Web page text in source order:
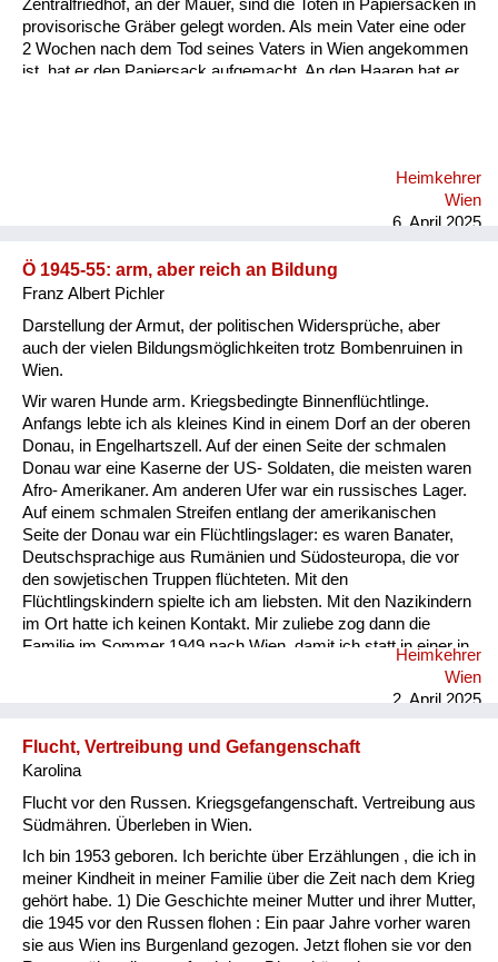
Zentralfriedhof, an der Mauer, sind die Toten in Papiersäcken in
provisorische Gräber gelegt worden. Als mein Vater eine oder
2 Wochen nach dem Tod seines Vaters in Wien angekommen
ist, hat er den Papiersack aufgemacht. An den Haaren hat er
hast einfach gespürt... Mein Vater hat immer gesagt, im
Grunde hat ihm der Tod seines Vaters das Leben gerettet, weil
Heimkehrer
Wien
6. April 2025
Ö 1945-55: arm, aber reich an Bildung
Franz Albert Pichler
Darstellung der Armut, der politischen Widersprüche, aber
auch der vielen Bildungsmöglichkeiten trotz Bombenruinen in
Wien.
Wir waren Hunde arm. Kriegsbedingte Binnenflüchtlinge.
Anfangs lebte ich als kleines Kind in einem Dorf an der oberen
Donau, in Engelhartszell. Auf der einen Seite der schmalen
Donau war eine Kaserne der US- Soldaten, die meisten waren
Afro- Amerikaner. Am anderen Ufer war ein russisches Lager.
Auf einem schmalen Streifen entlang der amerikanischen
Seite der Donau war ein Flüchtlingslager: es waren Banater,
Deutschsprachige aus Rumänien und Südosteuropa, die vor
den sowjetischen Truppen flüchteten. Mit den
Flüchtlingskindern spielte ich am liebsten. Mit den Nazikindern
im Ort hatte ich keinen Kontakt. Mir zuliebe zog dann die
Familie im Sommer 1949 nach Wien, damit ich statt in einer in
zwei Klassen geteilten Volksschule eine gute Schule besuchen
konnte. Bildung war für uns wichtig: am Donau Ufer hatte ich
meines Vaters mit einem Stecken in den feuchten Sand malte.
Vor allem in Wien war- trotz der Bombenruinen - Bildung...
Heimkehrer
Wien
2. April 2025
Flucht, Vertreibung und Gefangenschaft
Karolina
Flucht vor den Russen. Kriegsgefangenschaft. Vertreibung aus
Südmähren. Überleben in Wien.
Ich bin 1953 geboren. Ich berichte über Erzählungen , die ich in
meiner Kindheit in meiner Familie über die Zeit nach dem Krieg
gehört habe. 1) Die Geschichte meiner Mutter und ihrer Mutter,
die 1945 vor den Russen flohen : Ein paar Jahre vorher waren
sie aus Wien ins Burgenland gezogen. Jetzt flohen sie vor den